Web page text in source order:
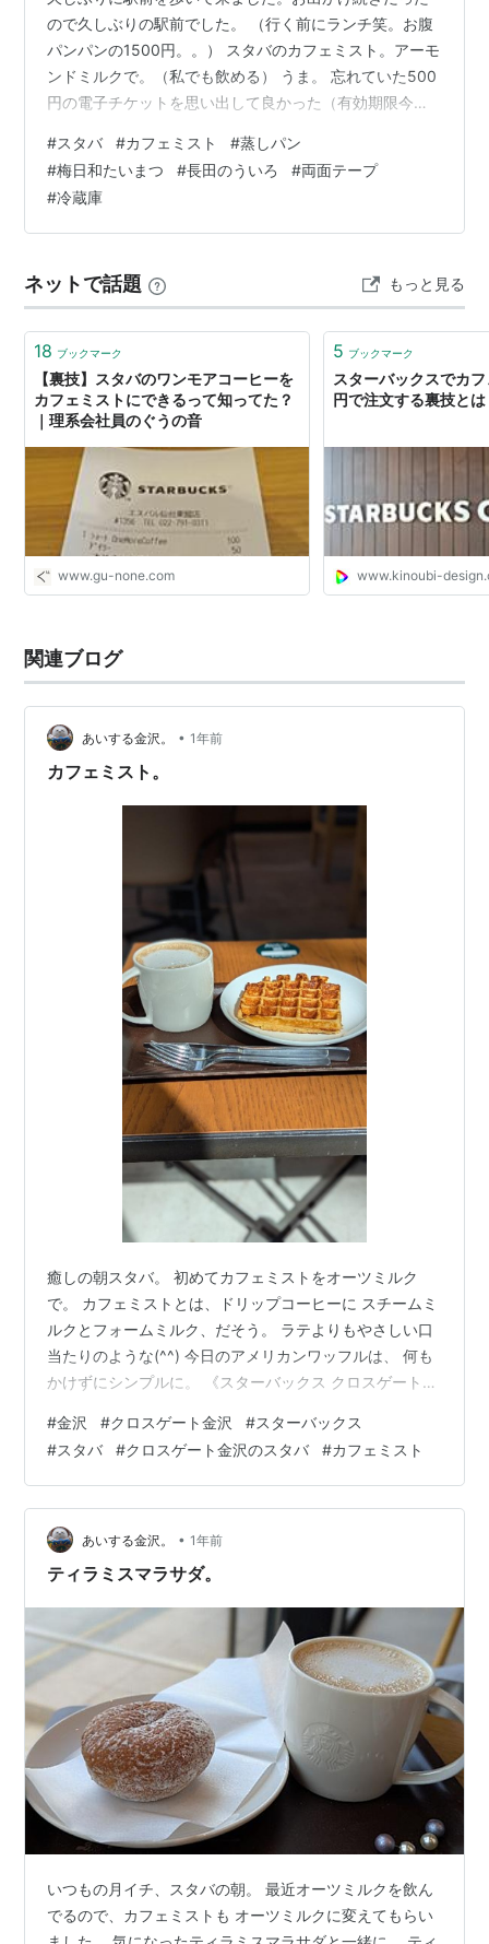
ので久しぶりの駅前でした。 （行く前にランチ笑。お腹
パンパンの1500円。。） スタバのカフェミスト。アーモ
ンドミルクで。（私でも飲める） うま。 忘れていた500
円の電子チケットを思い出して良かった（有効期限今月
交う人々の服の色が大阪や神戸（東京はずっと前から）
のように黒色の服ばかりになっています（全身黒色、上
下どちらか。小物が黒とかどれか黒）。流石に赤やピン
クの服を着ている人はいない。 おもしろいですね。見事
はないですけどね。 いつも思う…
#スタバ #カフェミスト #蒸しパン
#梅日和たいまつ #長田のういろ #両面テープ
#冷蔵庫
ネットで話題 もっと見る
18 ブックマーク
【裏技】スタバのワンモアコーヒーを
カフェミストにできるって知ってた？
｜理系会社員のぐうの音
www.gu-none.com
5 ブックマーク
スターバックスでカ
円で注文する裏技と
www.kinoubi-
関連ブログ
あいする金沢。 • 1年前
カフェミスト。
癒しの朝スタバ。 初めてカフェミストをオーツミルク
で。 カフェミストとは、ドリップコーヒーに スチームミ
ルクとフォームミルク、だそう。 ラテよりもやさしい口
当たりのような(⁠^⁠^⁠) 今日のアメリカンワッフルは、 何も
かけずにシンプルに。 《スターバックス クロスゲート金
#金沢 #クロスゲート金沢 #スターバックス
#スタバ #クロスゲート金沢のスタバ #カフェミスト
あいする金沢。 • 1年前
ティラミスマラサダ。
いつもの月イチ、スタバの朝。 最近オーツミルクを飲ん
でるので、カフェミストも オーツミルクに変えてもらい